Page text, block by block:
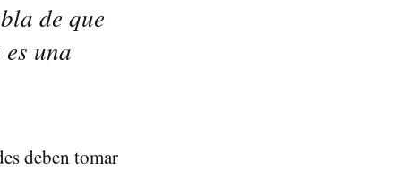
de que
una
deben tomar